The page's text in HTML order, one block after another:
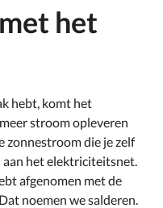
het
hebt, komt het
stroom opleveren
zonnestroom die je zelf
het elektriciteitsnet.
afgenomen met de
noemen we salderen.